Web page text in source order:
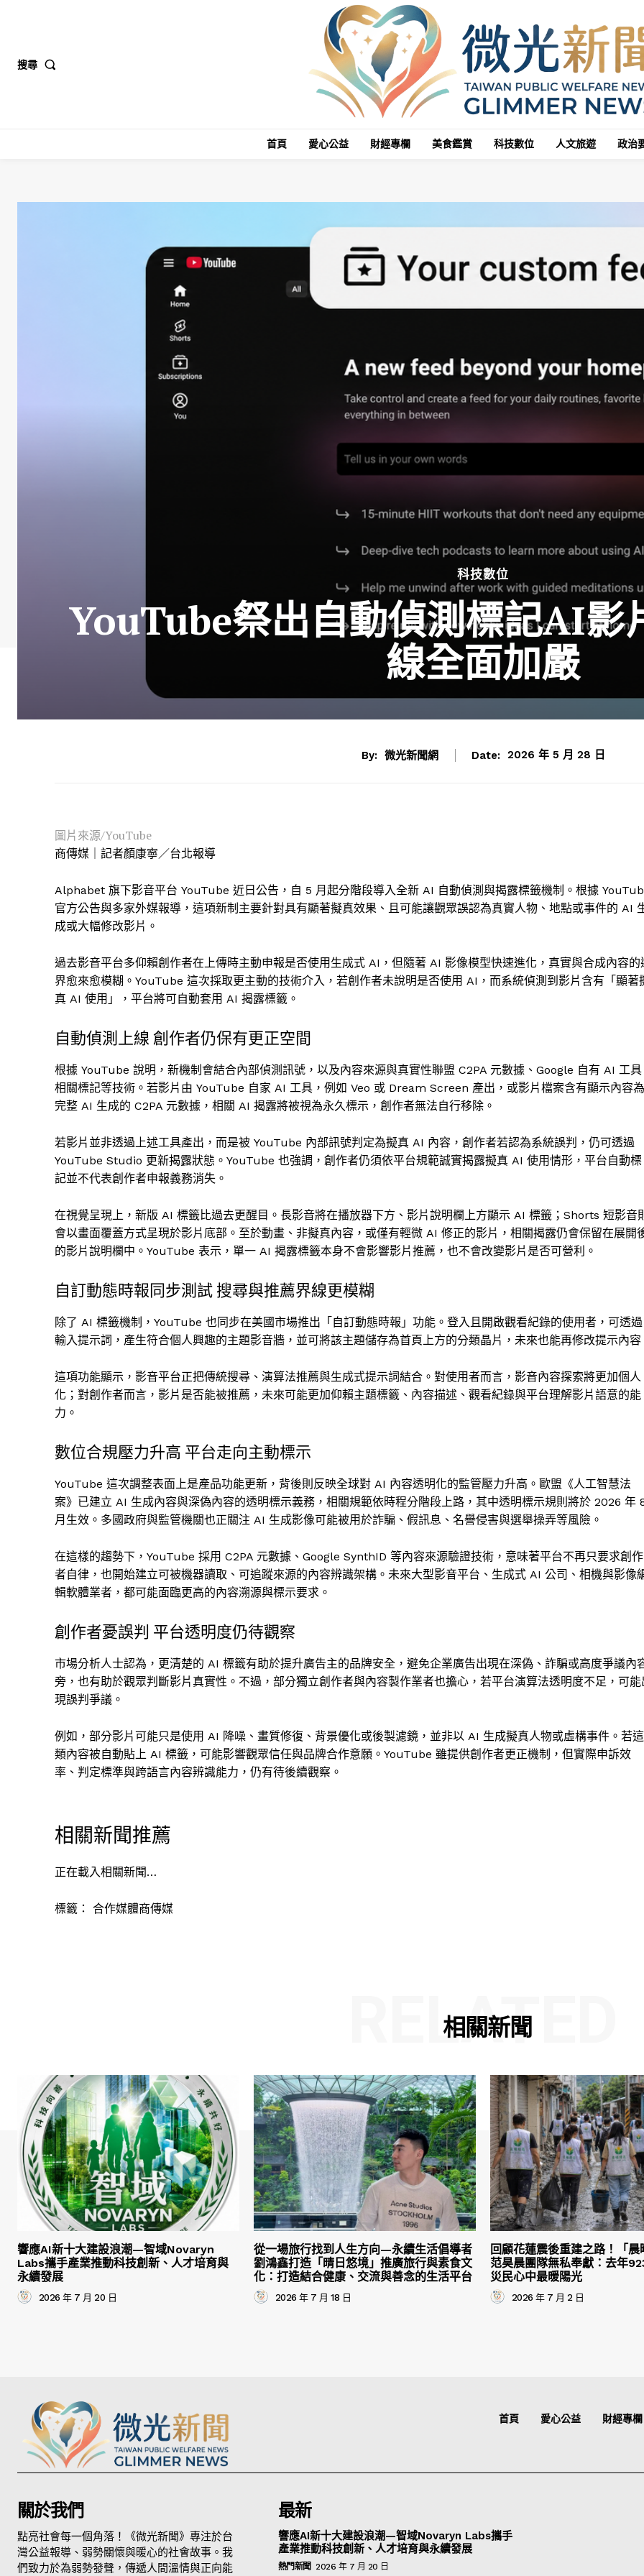
搜尋
首頁 愛心公益 財經專欄 美食鑑賞 科技數位 人文旅遊 政治
科技數位
YouTube祭出自動偵測標記AI影
線全面加嚴
By: 微光新聞網 Date: 2026 年 5 月 28 日
圖片來源/YouTube
商傳媒｜記者顏康寧／台北報導
Alphabet 旗下影音平台 YouTube 近日公告，自 5 月起分階段導入全新 AI 自動偵測與揭露標籤機制。根據
官方公告與多家外媒報導，這項新制主要針對具有顯著擬真效果、且可能讓觀眾誤認為真實人物、地點或事件的 AI
成或大幅修改影片。
過去影音平台多仰賴創作者在上傳時主動申報是否使用生成式 AI，但隨著 AI 影像模型快速進化，真實與合成內容的
界愈來愈模糊。YouTube 這次採取更主動的技術介入，若創作者未說明是否使用 AI，而系統偵測到影片含有「顯著
真 AI 使用」，平台將可自動套用 AI 揭露標籤。
自動偵測上線 創作者仍保有更正空間
根據 YouTube 說明，新機制會結合內部偵測訊號，以及內容來源與真實性聯盟 C2PA 元數據、Google 自有 AI 工具
相關標記等技術。若影片由 YouTube 自家 AI 工具，例如 Veo 或 Dream Screen 產出，或影片檔案含有顯示內容為
完整 AI 生成的 C2PA 元數據，相關 AI 揭露將被視為永久標示，創作者無法自行移除。
若影片並非透過上述工具產出，而是被 YouTube 內部訊號判定為擬真 AI 內容，創作者若認為系統誤判，仍可透過
YouTube Studio 更新揭露狀態。YouTube 也強調，創作者仍須依平台規範誠實揭露擬真 AI 使用情形，平台自動標
記並不代表創作者申報義務消失。
在視覺呈現上，新版 AI 標籤比過去更醒目。長影音將在播放器下方、影片說明欄上方顯示 AI 標籤；Shorts 短影音
會以畫面覆蓋方式呈現於影片底部。至於動畫、非擬真內容，或僅有輕微 AI 修正的影片，相關揭露仍會保留在展開
的影片說明欄中。YouTube 表示，單一 AI 揭露標籤本身不會影響影片推薦，也不會改變影片是否可營利。
自訂動態時報同步測試 搜尋與推薦界線更模糊
除了 AI 標籤機制，YouTube 也同步在美國市場推出「自訂動態時報」功能。登入且開啟觀看紀錄的使用者，可透過
輸入提示詞，產生符合個人興趣的主題影音牆，並可將該主題儲存為首頁上方的分類晶片，未來也能再修改提示內容
這項功能顯示，影音平台正把傳統搜尋、演算法推薦與生成式提示詞結合。對使用者而言，影音內容探索將更加個人
化；對創作者而言，影片是否能被推薦，未來可能更加仰賴主題標籤、內容描述、觀看紀錄與平台理解影片語意的能
力。
數位合規壓力升高 平台走向主動標示
YouTube 這次調整表面上是產品功能更新，背後則反映全球對 AI 內容透明化的監管壓力升高。歐盟《人工智慧法
案》已建立 AI 生成內容與深偽內容的透明標示義務，相關規範依時程分階段上路，其中透明標示規則將於 2026 年
月生效。多國政府與監管機關也正關注 AI 生成影像可能被用於詐騙、假訊息、名譽侵害與選舉操弄等風險。
在這樣的趨勢下，YouTube 採用 C2PA 元數據、Google SynthID 等內容來源驗證技術，意味著平台不再只要求創作
者自律，也開始建立可被機器讀取、可追蹤來源的內容辨識架構。未來大型影音平台、生成式 AI 公司、相機與影像
輯軟體業者，都可能面臨更高的內容溯源與標示要求。
創作者憂誤判 平台透明度仍待觀察
市場分析人士認為，更清楚的 AI 標籤有助於提升廣告主的品牌安全，避免企業廣告出現在深偽、詐騙或高度爭議內
旁，也有助於觀眾判斷影片真實性。不過，部分獨立創作者與內容製作業者也擔心，若平台演算法透明度不足，可能
現誤判爭議。
例如，部分影片可能只是使用 AI 降噪、畫質修復、背景優化或後製濾鏡，並非以 AI 生成擬真人物或虛構事件。若這
類內容被自動貼上 AI 標籤，可能影響觀眾信任與品牌合作意願。YouTube 雖提供創作者更正機制，但實際申訴效
率、判定標準與跨語言內容辨識能力，仍有待後續觀察。
相關新聞推薦
正在載入相關新聞…
標籤： 合作媒體商傳媒
相關新聞
RELATED
響應AI新十大建設浪潮—智域Novaryn
Labs攜手產業推動科技創新、人才培育與
永續發展
2026 年 7 月 20 日
從一場旅行找到人生方向—永續生活倡導者
劉鴻鑫打造「晴日悠境」推廣旅行與素食文
化：打造結合健康、交流與善念的生活平台
2026 年 7 月 18 日
回顧花蓮震後重建之路！「
范昊晨團隊無私奉獻：去年
災民心中最暖陽光
2026 年 7 月 2 日
首頁 愛心公益 財經專欄
關於我們
點亮社會每一個角落！《微光新聞》專注於台
灣公益報導、弱勢關懷與暖心的社會故事。我
們致力於為弱勢發聲，傳遞人間溫情與正向能
最新
響應AI新十大建設浪潮—智域Novaryn Labs攜手
產業推動科技創新、人才培育與永續發展
熱門新聞 2026 年 7 月 20 日